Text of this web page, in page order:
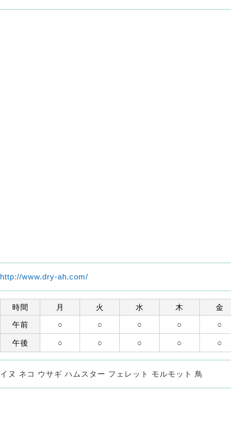
http://www.dry-ah.com/
時間 月 火 水 木 金
午前
○ ○ ○ ○ ○
午後 ○ ○ ○ ○ ○
イヌ ネコ ウサギ ハムスター フェレット モルモット 鳥